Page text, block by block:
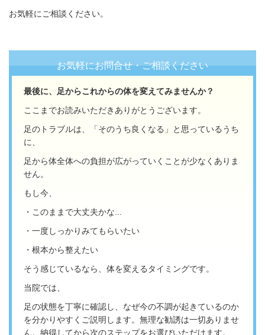
お気軽にご相談ください。
お気軽にお問合せ・ご相談ください
最後に、足からこれからの体を変えてみませんか？
ここまでお読みいただきありがとうございます。
足のトラブルは、
「そのうち良くなる」と思っているうち
に、
足から体全体への負担が広がっていくことが少なくありま
せん。
もし今、
・このままで大丈夫かな...
・一度しっかりみてもらいたい
・根本から整えたい
そう感じているなら、 体を変えるタイミングです。
当院では、
足の状態を丁寧に確認し、 なぜ今の不調が起きているのか
を分かりやすくご説明します。 無理な勧誘は一切ありませ
ん。 納得してから次のステップをお選びいただけます。